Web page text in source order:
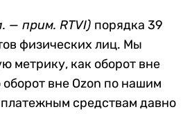
— прим. RTVI) порядка 39
физических лиц. Мы
метрику, как оборот вне
оборот вне Ozon по нашим
средствам давно